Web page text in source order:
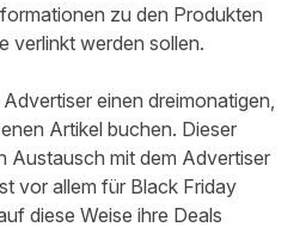
zu den Produkten
verlinkt werden sollen.
einen dreimonatigen,
Artikel buchen. Dieser
Austausch mit dem Advertiser
vor allem für Black Friday
diese Weise ihre Deals